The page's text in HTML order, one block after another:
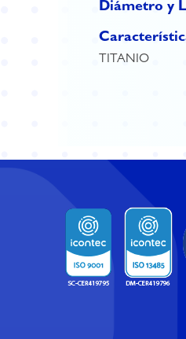
Diámetro y
TITANIO